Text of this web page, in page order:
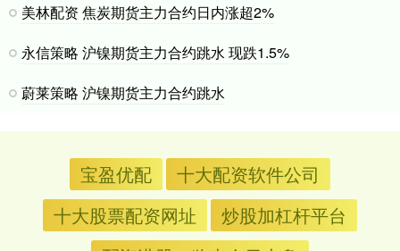
美林配资 焦炭期货主力合约日内涨超2%
永信策略 沪镍期货主力合约跳水 现跌1.5%
蔚莱策略 沪镍期货主力合约跳水
宝盈优配
十大配资软件公司
十大股票配资网址
炒股加杠杆平台